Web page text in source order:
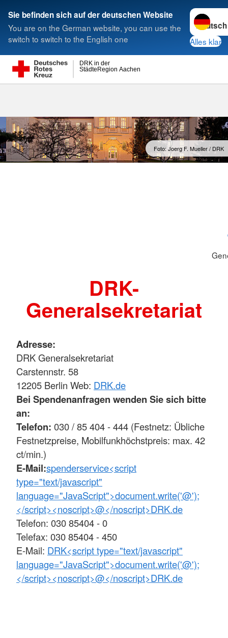
Sie befinden sich auf der deutschen Website
You are on the German website, you can use the
switch to switch to the English one
Sprache
Alles klar
StädteRegion Aachen
DRK in der
Suche
Foto: Joerg F. Mueller / DRK
DRK-
Generalsekretariat
Adresse:
DRK Generalsekretariat
Carstennstr. 58
12205 Berlin Web: DRK.de
Bei Spendenanfragen wenden Sie sich bitte
an:
Telefon: 030 / 85 404 - 444 (Festnetz: Übliche
Festnetzpreise, Mobilfunkhöchstpreis: max. 42
ct/min.)
E-Mail:spenderservice<script
type="text/javascript"
language="JavaScript">document.write('@');
</script><noscript>@</noscript>DRK.de
Telefon: 030 85404 - 0
Telefax: 030 85404 - 450
E-Mail: DRK<script type="text/javascript"
language="JavaScript">document.write('@');
</script><noscript>@</noscript>DRK.de